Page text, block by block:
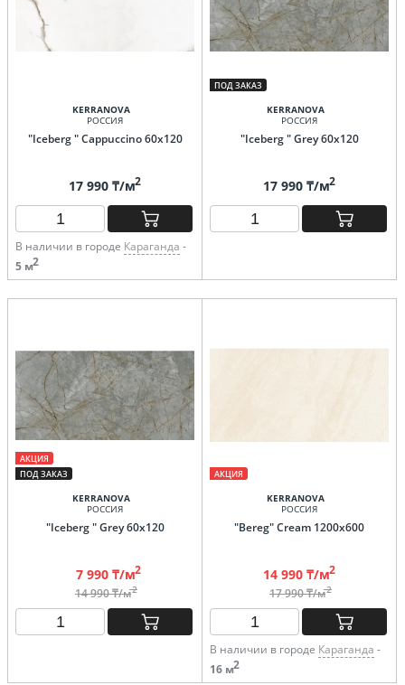
KERRANOVA
РОССИЯ
"Iceberg " Cappuccino 60х120
17 990 ₸/м2
В наличии в городе Караганда -
5 м2
ПОД ЗАКАЗ
KERRANOVA
РОССИЯ
"Iceberg " Grey 60х120
17 990 ₸/м2
АКЦИЯ
ПОД ЗАКАЗ
KERRANOVA
РОССИЯ
"Iceberg " Grey 60х120
7 990 ₸/м2
14 990 ₸/м2
АКЦИЯ
KERRANOVA
РОССИЯ
"Bereg" Cream 1200х600
14 990 ₸/м2
17 990 ₸/м2
В наличии в городе Караганда -
16 м2